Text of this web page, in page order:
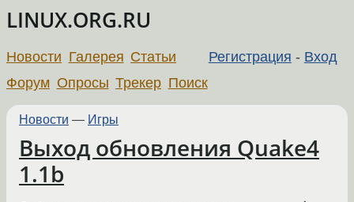
LINUX.ORG.RU
Регистрация - Вход
Новости Галерея Статьи
Форум Опросы Трекер Поиск
Новости — Игры
Выход обновления Quake4
1.1b